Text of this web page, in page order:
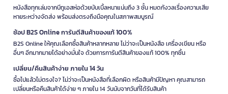
หนังสือทุกเล่มจากบีทูเอสห่อด้วยบับเบิ้ลหนาแน่นถึง 3 ชั้น หมดกังวลเรื่องความเสีย
หายระหว่างจัดส่ง พร้อมส่งตรงถึงมือคุณในสภาพสมบูรณ์
ช้อป B2S Online การันตีสินค้าของแท้ 100%
B2S Online ให้คุณเลือกซื้อสินค้าหลากหลาย ไม่ว่าจะเป็นหนังสือ เครื่องเขียน หรือ
อื่นๆ อีกมากมายได้อย่างมั่นใจ ด้วยการการันตีสินค้าของแท้ 100% ทุกชิ้น
เปลี่ยน/คืนสินค้าง่าย ภายใน 14 วัน
ซื้อไปแล้วไม่ตรงใจ? ไม่ว่าจะเป็นหนังสือที่เลือกผิด หรือสินค้ามีปัญหา คุณสามารถ
เปลี่ยนหรือคืนสินค้าได้ง่าย ๆ ภายใน 14 วันนับจากวันที่ได้รับสินค้า